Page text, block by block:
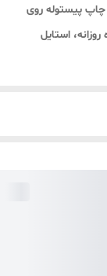
چاپ پیستوله روی
استایل